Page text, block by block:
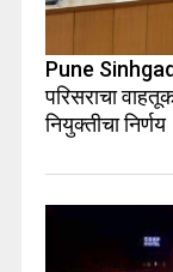
Pune
परिसराचा
नियुक्तीचा निर्णय